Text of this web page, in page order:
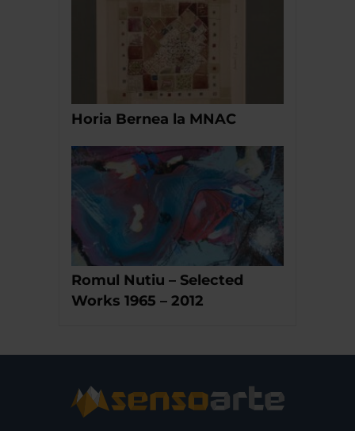
Horia Bernea la MNAC
Romul Nutiu – Selected
Works 1965 – 2012